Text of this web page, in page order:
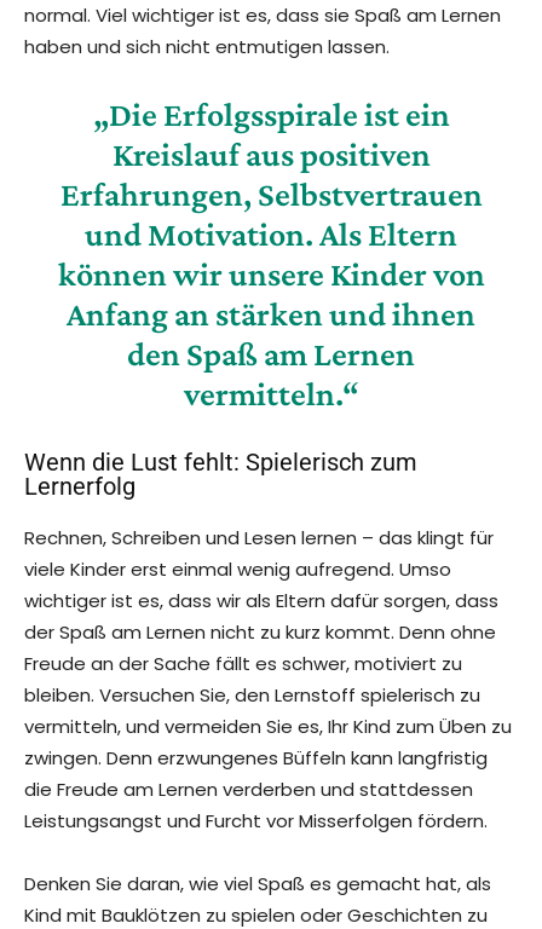
normal. Viel wichtiger ist es, dass sie Spaß am Lernen
haben und sich nicht entmutigen lassen.
„Die Erfolgsspirale ist ein
Kreislauf aus positiven
Erfahrungen, Selbstvertrauen
und Motivation. Als Eltern
können wir unsere Kinder von
Anfang an stärken und ihnen
den Spaß am Lernen
vermitteln.“
Wenn die Lust fehlt: Spielerisch zum
Lernerfolg
Rechnen, Schreiben und Lesen lernen – das klingt für
viele Kinder erst einmal wenig aufregend. Umso
wichtiger ist es, dass wir als Eltern dafür sorgen, dass
der Spaß am Lernen nicht zu kurz kommt. Denn ohne
Freude an der Sache fällt es schwer, motiviert zu
bleiben. Versuchen Sie, den Lernstoff spielerisch zu
vermitteln, und vermeiden Sie es, Ihr Kind zum Üben zu
zwingen. Denn erzwungenes Büffeln kann langfristig
die Freude am Lernen verderben und stattdessen
Leistungsangst und Furcht vor Misserfolgen fördern.
Denken Sie daran, wie viel Spaß es gemacht hat, als
Kind mit Bauklötzen zu spielen oder Geschichten zu